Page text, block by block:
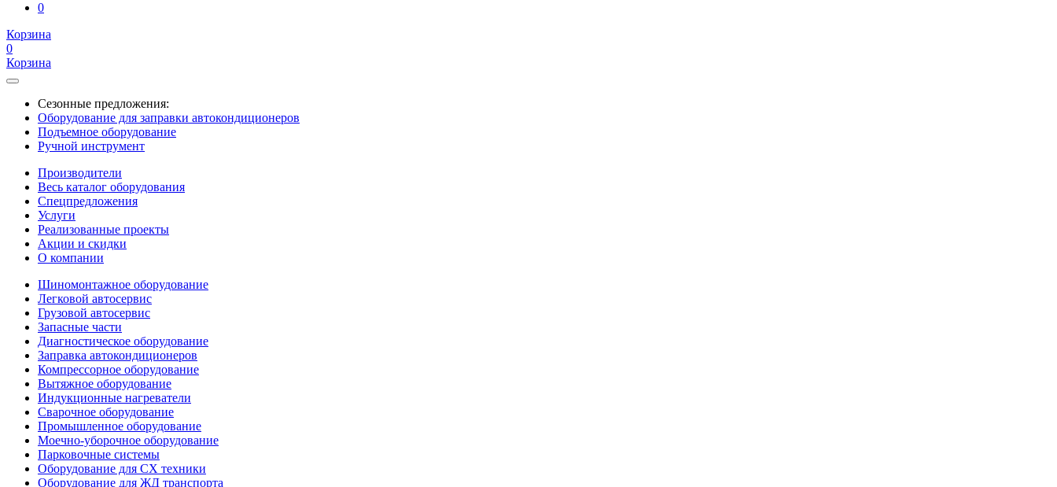
0
Корзина
0
Корзина
Сезонные предложения:
Оборудование для заправки автокондиционеров
Подъемное оборудование
Ручной инструмент
Производители
Весь каталог оборудования
Спецпредложения
Услуги
Реализованные проекты
Акции и скидки
О компании
Шиномонтажное оборудование
Легковой автосервис
Грузовой автосервис
Запасные части
Диагностическое оборудование
Заправка автокондиционеров
Компрессорное оборудование
Вытяжное оборудование
Индукционные нагреватели
Сварочное оборудование
Промышленное оборудование
Моечно-уборочное оборудование
Парковочные системы
Оборудование для СХ техники
Оборудование для ЖД транспорта